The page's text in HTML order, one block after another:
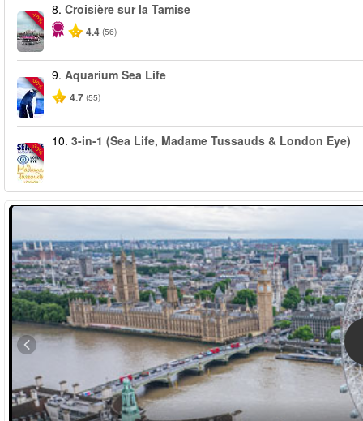
-10%
8. Croisière sur la Tamise
4.4 (56)
-30%
9. Aquarium Sea Life
4.7 (55)
-30%
10. 3-in-1 (Sea Life, Madame Tussauds & London Eye)